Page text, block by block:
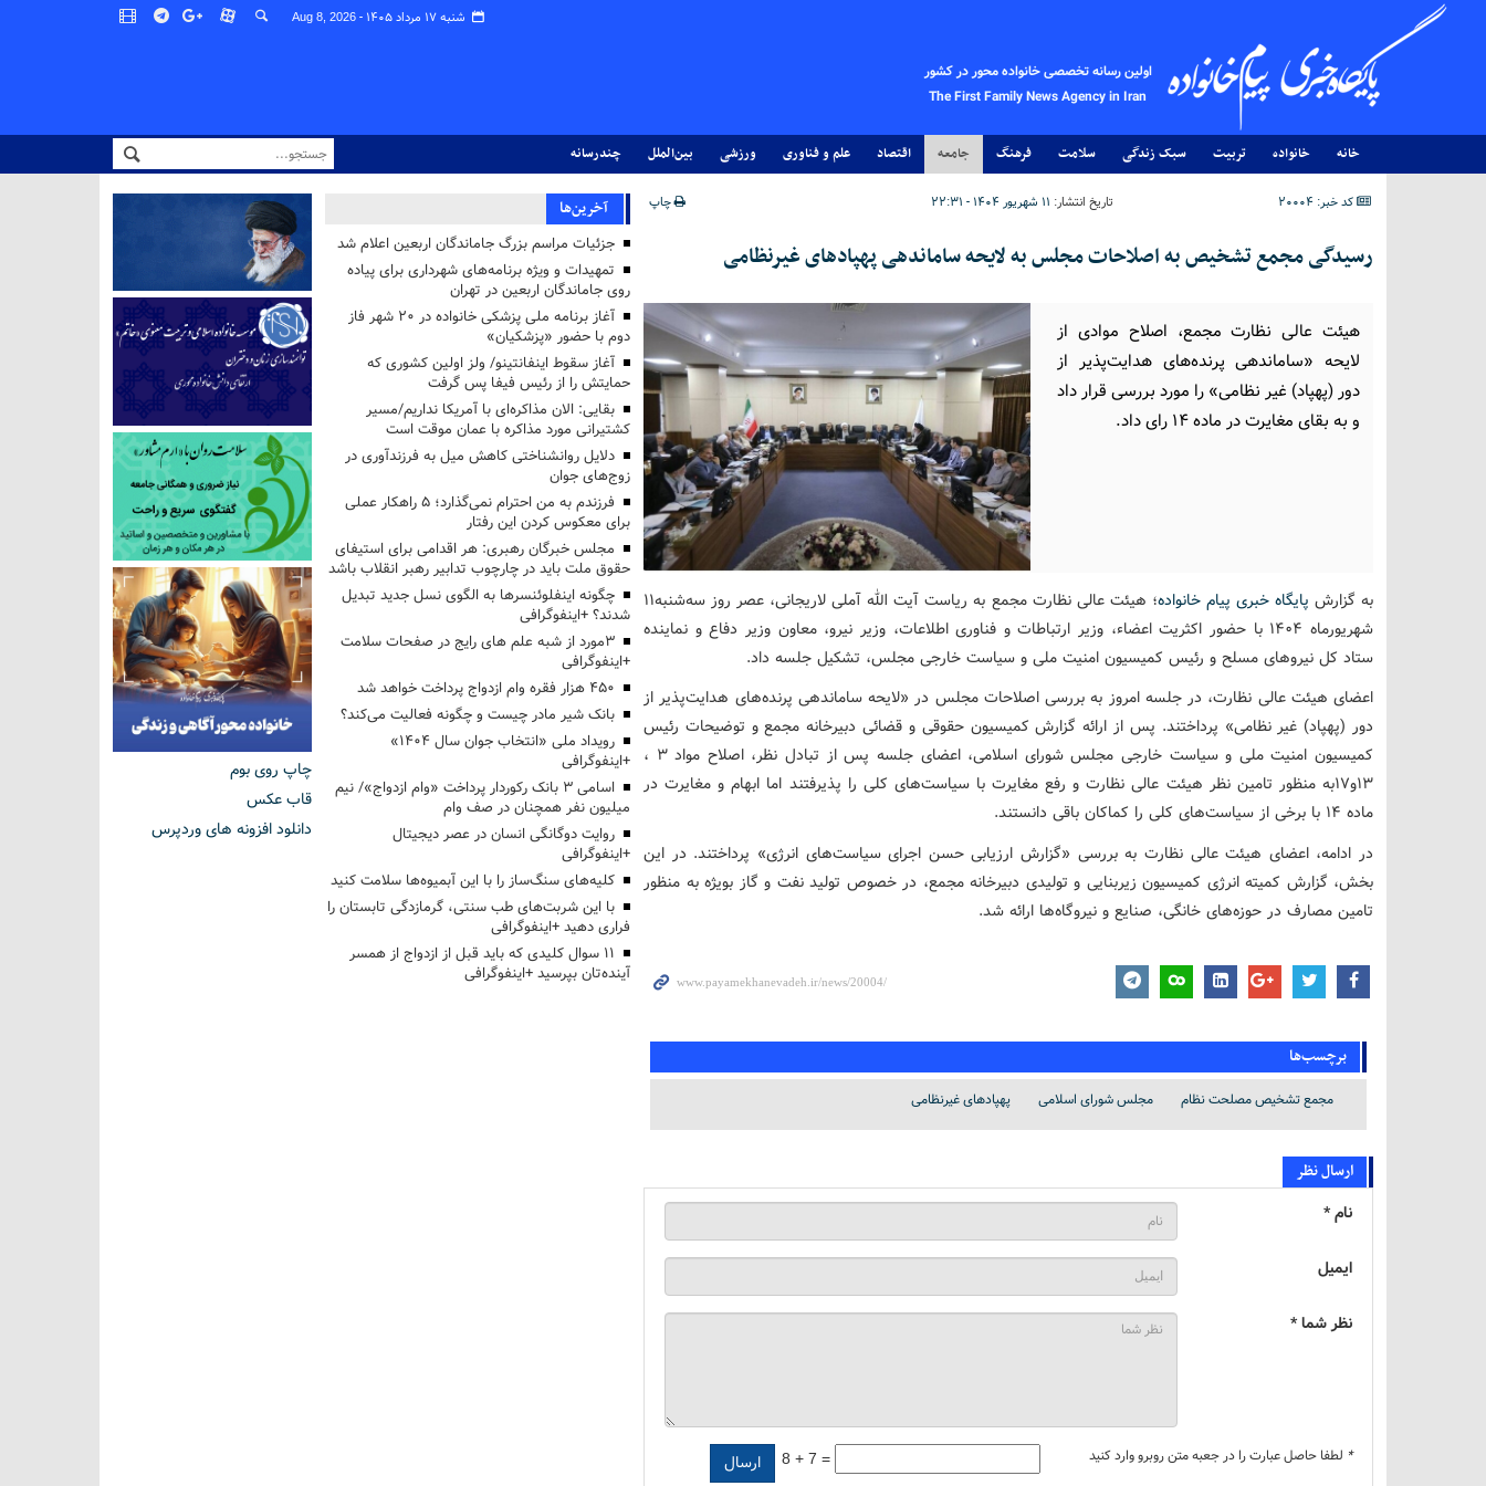
شنبه ۱۷ مرداد ۱۴۰۵ - Aug 8, 2026
اولین رسانه تخصصی خانواده محور در کشور
The First Family News Agency in Iran
خانه خانواده تربیت سبک زندگی سلامت فرهنگ جامعه اقتصاد علم و فناوری ورزشی بین‌الملل چندرسانه
کد خبر: 20004 تاریخ انتشار: ۱۱ شهریور ۱۴۰۴ - ۲۲:۳۱ چاپ
رسیدگی مجمع تشخیص به اصلاحات مجلس به لایحه ساماندهی پهپادهای غیرنظامی
هیئت عالی نظارت مجمع، اصلاح موادی از
لایحه «ساماندهی پرنده‌های هدایت‌پذیر از
دور (پهپاد) غیر نظامی» را مورد بررسی قرار داد
و به بقای مغایرت در ماده ۱۴ رای داد.
به گزارش پایگاه خبری پیام خانواده
؛ هیئت عالی نظارت مجمع به ریاست آیت الله آملی لاریجانی، عصر روز سه‌شنبه11
شهریورماه 1404 با حضور اکثریت اعضاء، وزیر ارتباطات و فناوری اطلاعات، وزیر نیرو، معاون وزیر دفاع و نماینده
ستاد کل نیروهای مسلح و رئیس کمیسیون امنیت ملی و سیاست خارجی مجلس، تشکیل جلسه داد.
اعضای هیئت عالی نظارت، در جلسه امروز به بررسی اصلاحات مجلس در «لایحه ساماندهی پرنده‌های هدایت‌پذیر از
دور (پهپاد) غیر نظامی» پرداختند. پس از ارائه گزارش کمیسیون حقوقی و قضائی دبیرخانه مجمع و توضیحات رئیس
کمیسیون امنیت ملی و سیاست خارجی مجلس شورای اسلامی، اعضای جلسه پس از تبادل نظر، اصلاح مواد 3 ،
13و17به منظور تامین نظر هیئت عالی نظارت و رفع مغایرت با سیاست‌های کلی را پذیرفتند اما ابهام و مغایرت در
ماده 14 با برخی از سیاست‌های کلی را کماکان باقی دانستند.
در ادامه، اعضای هیئت عالی نظارت به بررسی «گزارش ارزیابی حسن اجرای سیاست‌های انرژی» پرداختند. در این
بخش، گزارش کمیته انرژی کمیسیون زیربنایی و تولیدی دبیرخانه مجمع، در خصوص تولید نفت و گاز بویژه به منظور
تامین مصارف در حوزه‌های خانگی، صنایع و نیروگاه‌ها ارائه شد.
برچسب‌ها
مجمع تشخیص مصلحت نظام مجلس شورای اسلامی پهپادهای غیرنظامی
ارسال نظر
نام *
ایمیل
نظر شما *
* لطفا حاصل عبارت را در جعبه متن روبرو وارد کنید 8 + 7 =
آخرین‌ها
جزئیات مراسم بزرگ جاماندگان اربعین اعلام شد
تمهیدات و ویژه برنامه‌های شهرداری برای پیاده
روی جاماندگان اربعین در تهران
آغاز برنامه ملی پزشکی خانواده در ۲۰ شهر فاز
دوم با حضور «پزشکیان»
آغاز سقوط اینفانتینو/ ولز اولین کشوری که
حمایتش را از رئیس فیفا پس گرفت
بقایی: الان مذاکره‌ای با آمریکا نداریم/مسیر
کشتیرانی مورد مذاکره با عمان موقت است
دلایل روانشناختی کاهش میل به فرزندآوری در
زوج‌های جوان
فرزندم به من احترام نمی‌گذارد؛ ۵ راهکار عملی
برای معکوس کردن این رفتار
مجلس خبرگان رهبری: هر اقدامی برای استیفای
حقوق ملت باید در چارچوب تدابیر رهبر انقلاب باشد
چگونه اینفلوئنسرها به الگوی نسل جدید تبدیل
شدند؟ +اینفوگرافی
3مورد از شبه علم های رایج در صفحات سلامت
+اینفوگرافی
۴۵۰ هزار فقره وام ازدواج پرداخت خواهد شد
بانک شیر مادر چیست و چگونه فعالیت می‌کند؟
رویداد ملی «انتخاب جوان سال ۱۴۰۴»
+اینفوگرافی
اسامی ۳ بانک رکوردار پرداخت «وام ازدواج»/ نیم
میلیون نفر همچنان در صف وام
روایت دوگانگی انسان در عصر دیجیتال
+اینفوگرافی
کلیه‌های سنگ‌ساز را با این آبمیوه‌ها سلامت کنید
با این شربت‌های طب سنتی، گرمازدگی تابستان را
فراری دهید +اینفوگرافی
۱۱ سوال کلیدی که باید قبل از ازدواج از همسر
آینده‌تان بپرسید +اینفوگرافی
چاپ روی بوم
قاب عکس
دانلود افزونه های وردپرس